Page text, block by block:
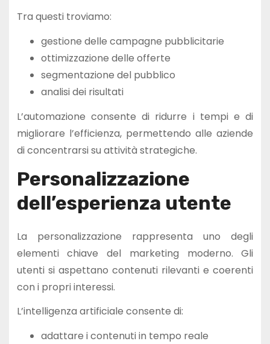
Tra questi troviamo:
gestione delle campagne pubblicitarie
ottimizzazione delle offerte
segmentazione del pubblico
analisi dei risultati
L’automazione consente di ridurre i tempi e di
migliorare l’efficienza, permettendo alle aziende
di concentrarsi su attività strategiche.
Personalizzazione
dell’esperienza utente
La personalizzazione rappresenta uno degli
elementi chiave del marketing moderno. Gli
utenti si aspettano contenuti rilevanti e coerenti
con i propri interessi.
L’intelligenza artificiale consente di:
adattare i contenuti in tempo reale